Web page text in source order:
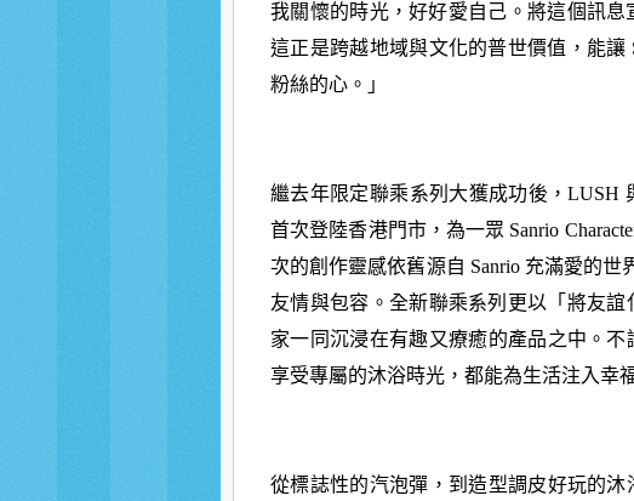
我關懷的時光，好好愛自己。 將這個訊息
這正是跨越地域與文化的普世價值，能讓
粉絲的心。」
繼去年限定聯乘系列大獲成功後，LUSH
首次登陸香港門市，為一眾 Sanrio
次的創作靈感依舊源自 Sanrio 充滿愛的
友情與包容。全新聯乘系列更以「 將友誼
家一同沉浸在有趣又療癒的產品之中。不
享受專屬的沐浴時光，都能為生活注入幸
從標誌性的汽泡彈，到造型調皮好玩的沐